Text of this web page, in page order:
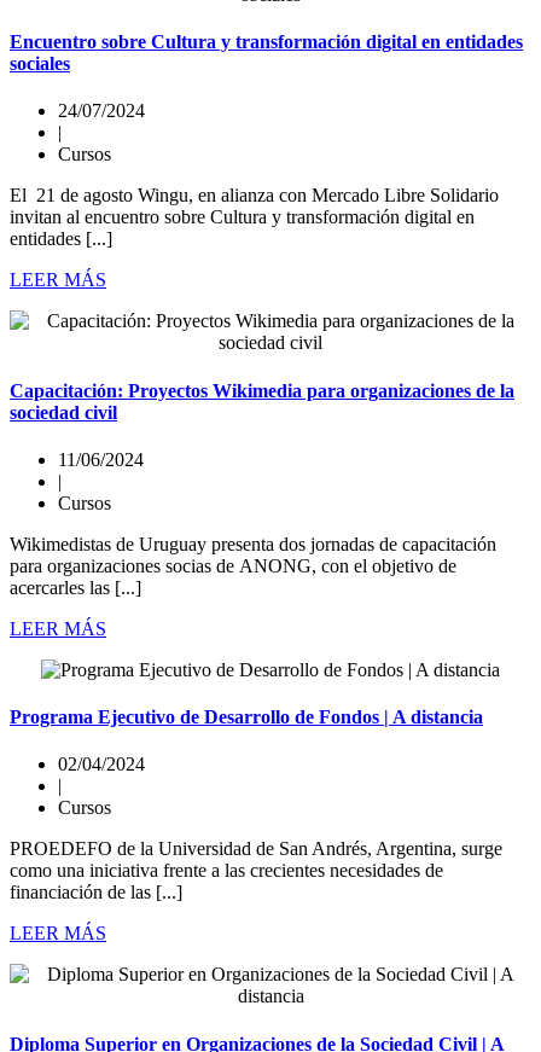
Encuentro sobre Cultura y transformación digital en entidades
sociales
24/07/2024
|
Cursos
El 21 de agosto Wingu, en alianza con Mercado Libre Solidario
invitan al encuentro sobre Cultura y transformación digital en
entidades [...]
LEER MÁS
Capacitación: Proyectos Wikimedia para organizaciones de la
sociedad civil
11/06/2024
|
Cursos
Wikimedistas de Uruguay presenta dos jornadas de capacitación
para organizaciones socias de ANONG, con el objetivo de
acercarles las [...]
LEER MÁS
Programa Ejecutivo de Desarrollo de Fondos | A distancia
02/04/2024
Cursos
PROEDEFO de la Universidad de San Andrés, Argentina, surge
como una iniciativa frente a las crecientes necesidades de
financiación de las [...]
LEER MÁS
Diploma Superior en Organizaciones de la Sociedad Civil | A